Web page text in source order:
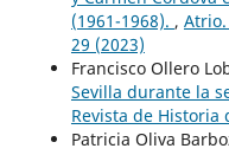
(1961-1968). ,
29 (2023)
Francisco Ollero
Sevilla durante la
Revista de Historia
Patricia Oliva